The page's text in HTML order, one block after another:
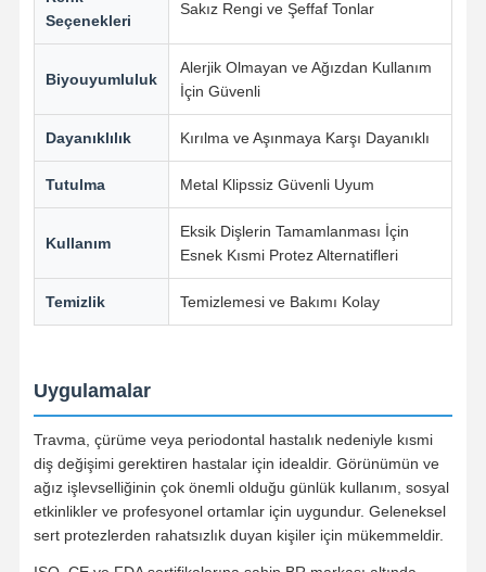
Bize Ulaşın Haberler
Tüm Servis
Şimdi
Seramik Protezler
Emax kaplama
Metale kaynaştırılmış porselen
Zirkonya Köprüsü
Çıkarılabilir Ortodontik Aygıt
Seçenekleri
Sakız Rengi ve Şeffaf Tonlar
Biyouyumluluk
Alerjik Olmayan ve Ağızdan Kullanım
İçin Güvenli
Dayanıklılık Kırılma ve Aşınmaya Karşı Dayanıklı
Tutulma Metal Klipssiz Güvenli Uyum
Kullanım
Eksik Dişlerin Tamamlanması İçin
Esnek Kısmi Protez Alternatifleri
Temizlik Temizlemesi ve Bakımı Kolay
Uygulamalar
Travma, çürüme veya periodontal hastalık nedeniyle kısmi
diş değişimi gerektiren hastalar için idealdir. Görünümün ve
ağız işlevselliğinin çok önemli olduğu günlük kullanım, sosyal
etkinlikler ve profesyonel ortamlar için uygundur. Geleneksel
sert protezlerden rahatsızlık duyan kişiler için mükemmeldir.